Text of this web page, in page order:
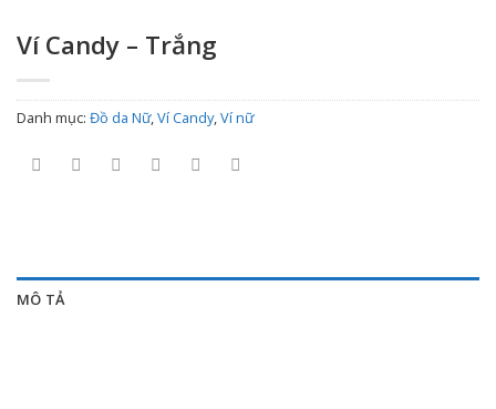
Ví Candy – Trắng
Danh mục: Đồ da Nữ, Ví Candy, Ví nữ
MÔ TẢ